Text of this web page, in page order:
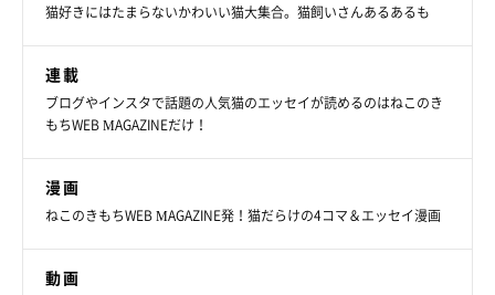
猫好きにはたまらないかわいい猫大集合。猫飼いさんあるあるも
連載
ブログやインスタで話題の人気猫のエッセイが読めるのはねこのき
もちWEB MAGAZINEだけ！
漫画
ねこのきもちWEB MAGAZINE発！猫だらけの4コマ＆エッセイ漫画
動画